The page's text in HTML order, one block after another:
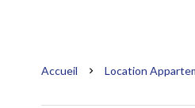
Accueil Location